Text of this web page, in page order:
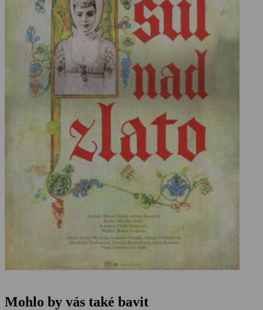
Mohlo by vás také bavit